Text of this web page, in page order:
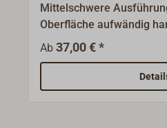
Mittelschwere
Oberfläche aufwändig
anschließend zusätzlich
Riegelmaß 10 x 2,5 mm.
federbelasteten
jeder Position möglich. Schlaufe oder
Ab37,00 € *